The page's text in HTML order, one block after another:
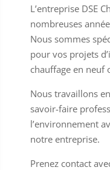
L’entreprise DSE
nombreuses
Nous sommes
pour vos projets
chauffage en neuf
Nous travaillons
savoir-faire
l’environnement
notre entreprise.
Prenez contact